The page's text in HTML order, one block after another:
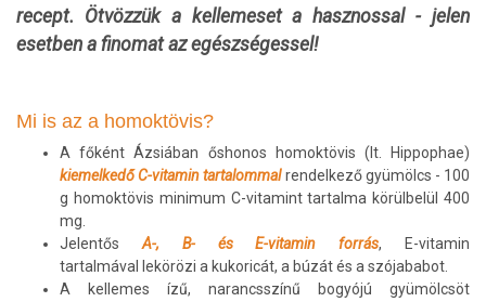
recept. Ötvözzük a kellemeset a hasznossal - jelen
esetben a finomat az egészségessel!
Mi is az a homoktövis?
A főként Ázsiában őshonos homoktövis (lt. Hippophae)
kiemelkedő C-vitamin tartalommalrendelkező gyümölcs - 100
g homoktövis minimum C-vitamint tartalma körülbelül 400
mg.
Jelentős A-, B- és E-vitamin forrás, E-vitamin
tartalmával lekörözi a kukoricát, a búzát és a szójababot.
A kellemes ízű, narancsszínű bogyójú gyümölcsöt